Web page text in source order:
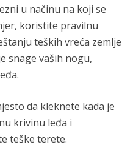
u načinu na koji se
koristite pravilnu
teških vreća zemlje
snage vaših nogu,
da kleknete kada je
krivinu leđa i
teške terete.